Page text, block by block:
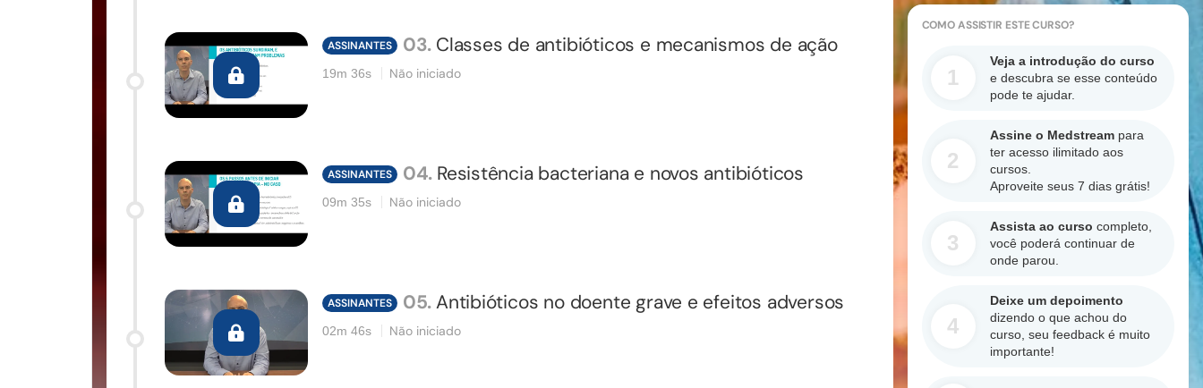
ASSINANTES 03. Classes de antibióticos e mecanismos de ação
19m 36s Não iniciado
ASSINANTES 04. Resistência bacteriana e novos antibióticos
09m 35s Não iniciado
ASSINANTES 05.Antibióticos no doente grave e efeitos adversos
02m 46s Não iniciado
COMO ASSISTIR ESTE CURSO?
1
Veja a introdução do curso
e descubra se esse conteúdo
pode te ajudar.
2
Assine o Medstreampara
ter acesso ilimitado aos
cursos.
Aproveite seus 7 dias grátis!
3
Assista ao curso completo,
você poderá continuar de
onde parou.
4
Deixe um depoimento
dizendo o que achou do
curso, seu feedback é muito
importante!